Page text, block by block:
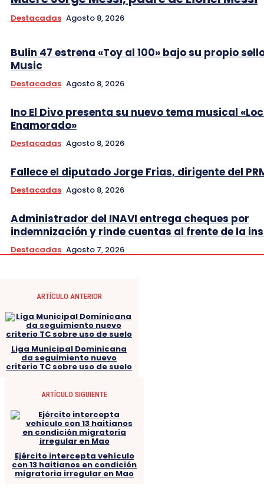
Destacadas Agosto 8, 2026
Bulin 47 estrena «Toy al 100» bajo su propio
Music
Destacadas Agosto 8, 2026
Ino El Divo presenta su nuevo tema musical
Enamorado»
Destacadas Agosto 8, 2026
Fallece el diputado Jorge Frias, dirigente del
Destacadas Agosto 8, 2026
Administrador del INAVI entrega cheques por
indemnización y rinde cuentas al frente de la
Destacadas Agosto 7, 2026
ARTÍCULO ANTERIOR
Liga Municipal Dominicana
da seguimiento nuevo
criterio TC sobre uso de suelo
ARTÍCULO SIGUIENTE
Ejército intercepta vehículo
con 13 haitianos en condición
migratoria irregular en Mao